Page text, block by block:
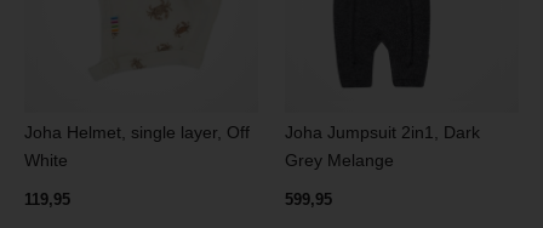
Joha Helmet, single layer, Off
White
119,95
Joha Jumpsuit 2in1, Dark
Grey Melange
599,95